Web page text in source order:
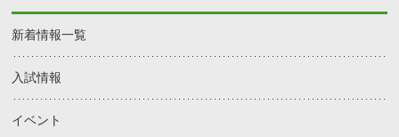
新着情報一覧
入試情報
イベント